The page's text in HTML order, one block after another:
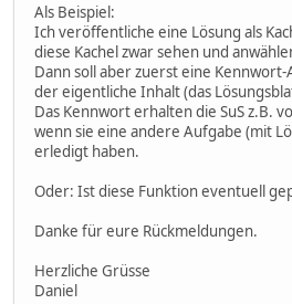
Als Beispiel:
Ich veröffentliche eine Lösung als
diese Kachel zwar sehen und
Dann soll aber zuerst eine
der eigentliche Inhalt (das
Das Kennwort erhalten die SuS z.B.
wenn sie eine andere Aufgabe (mit
erledigt haben.
Oder: Ist diese Funktion eventuell
Danke für eure Rückmeldungen.
Herzliche Grüsse
Daniel